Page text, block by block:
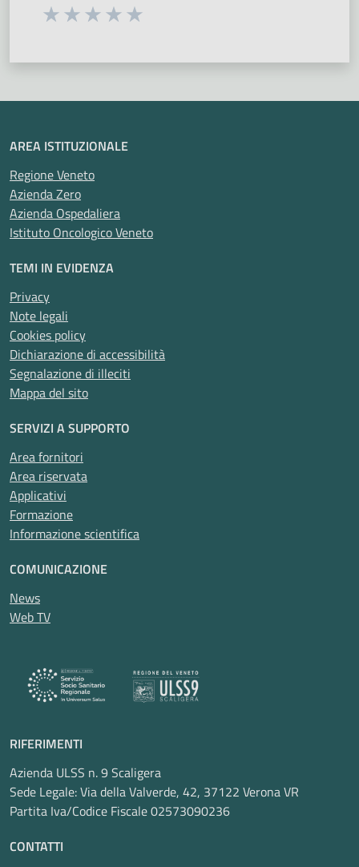
Seleziona una valutazione da 1 a 5 stelle
AREA ISTITUZIONALE
Regione Veneto
Azienda Zero
Azienda Ospedaliera
Istituto Oncologico Veneto
TEMI IN EVIDENZA
Privacy
Note legali
Cookies policy
Dichiarazione di accessibilità
Segnalazione di illeciti
Mappa del sito
SERVIZI A SUPPORTO
Area fornitori
Area riservata
Applicativi
Formazione
Informazione scientifica
COMUNICAZIONE
News
Web TV
RIFERIMENTI
Azienda ULSS n. 9 Scaligera
Sede Legale: Via della Valverde, 42, 37122 Verona VR
Partita Iva/Codice Fiscale 02573090236
CONTATTI